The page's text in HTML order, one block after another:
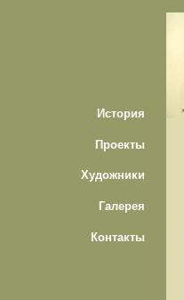
История
Проекты
Художники
Галерея
Контакты